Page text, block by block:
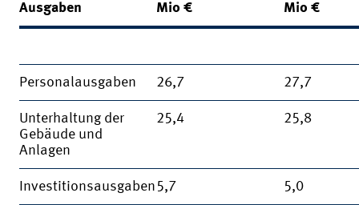
Ausgaben
Mio €
Mio €
Personalausgaben 26,7 27,7
Unterhaltung der
Gebäude und
Anlagen
25,4 25,8
Investitionsausgaben 5,7 5,0